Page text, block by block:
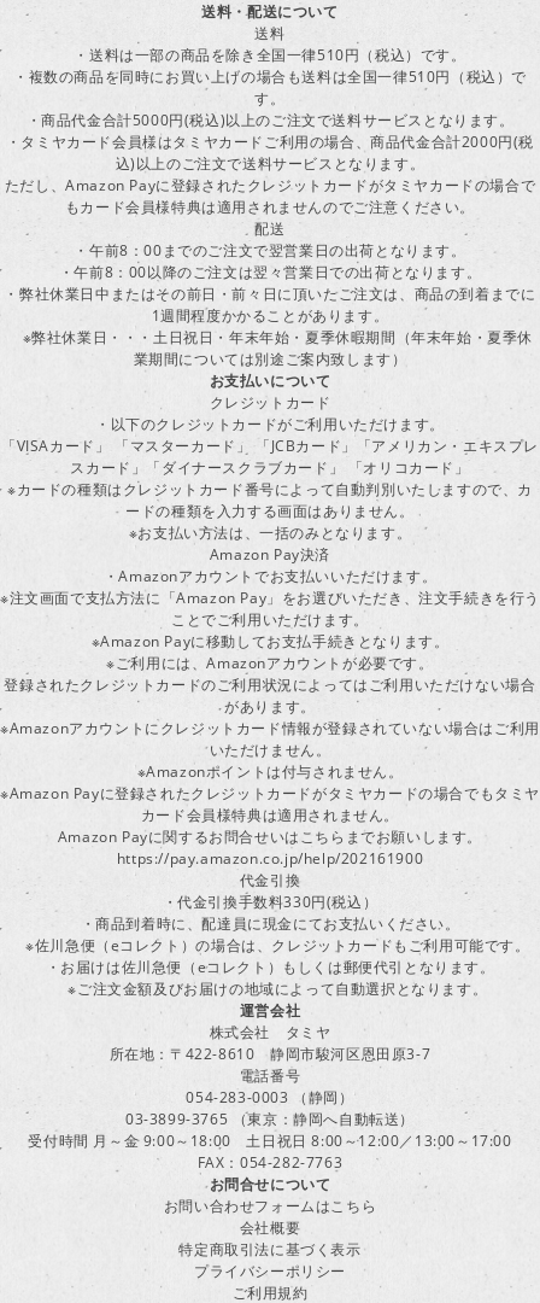
送料・配送について
送料
・送料は一部の商品を除き全国一律510円（税込）です。
・複数の商品を同時にお買い上げの場合も送料は全国一律510円（税込）で
す。
・商品代金合計5000円(税込)以上のご注文で送料サービスとなります。
・タミヤカード会員様はタミヤカードご利用の場合、商品代金合計2000円(税
込)以上のご注文で送料サービスとなります。
ただし、Amazon Payに登録されたクレジットカードがタミヤカードの場合で
もカード会員様特典は適用されませんのでご注意ください。
配送
・午前8：00までのご注文で翌営業日の出荷となります。
・午前8：00以降のご注文は翌々営業日での出荷となります。
・弊社休業日中またはその前日・前々日に頂いたご注文は、商品の到着までに
1週間程度かかることがあります。
※弊社休業日・・・土日祝日・年末年始・夏季休暇期間（年末年始・夏季休
業期間については別途ご案内致します）
お支払いについて
クレジットカード
・以下のクレジットカードがご利用いただけます。
「VISAカード」 「マスターカード」 「JCBカード」「アメリカン・エキスプレ
スカード」「ダイナースクラブカード」 「オリコカード」
※カードの種類はクレジットカード番号によって自動判別いたしますので、カ
ードの種類を入力する画面はありません。
※お支払い方法は、一括のみとなります。
Amazon Pay決済
・Amazonアカウントでお支払いいただけます。
※注文画面で支払方法に「Amazon Pay」をお選びいただき、注文手続きを行う
ことでご利用いただけます。
※Amazon Payに移動してお支払手続きとなります。
※ご利用には、Amazonアカウントが必要です。
登録されたクレジットカードのご利用状況によってはご利用いただけない場合
があります。
※Amazonアカウントにクレジットカード情報が登録されていない場合はご利用
いただけません。
※Amazonポイントは付与されません。
※Amazon Payに登録されたクレジットカードがタミヤカードの場合でもタミヤ
カード会員様特典は適用されません。
Amazon Payに関するお問合せいはこちらまでお願いします。
https://pay.amazon.co.jp/help/202161900
代金引換
・代金引換手数料330円(税込）
・商品到着時に、配達員に現金にてお支払いください。
※佐川急便（eコレクト）の場合は、クレジットカードもご利用可能です。
・お届けは佐川急便（eコレクト）もしくは郵便代引となります。
※ご注文金額及びお届けの地域によって自動選択となります。
運営会社
株式会社 タミヤ
所在地：〒422-8610 静岡市駿河区恩田原3-7
電話番号
054-283-0003 （静岡）
03-3899-3765 （東京：静岡へ自動転送）
受付時間 月～金 9:00～18:00 土日祝日 8:00～12:00／13:00～17:00
FAX：054-282-7763
お問合せについて
お問い合わせフォームはこちら
会社概要
特定商取引法に基づく表示
プライバシーポリシー
ご利用規約